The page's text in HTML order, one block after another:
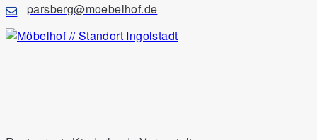
parsberg@moebelhof.de